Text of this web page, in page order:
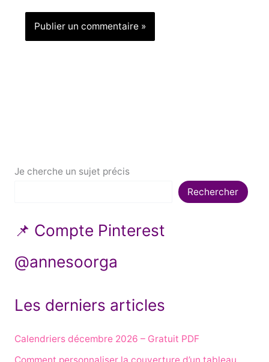
Je cherche un sujet précis
Rechercher
📌 Compte Pinterest
@annesoorga
Les derniers articles
Calendriers décembre 2026 – Gratuit PDF